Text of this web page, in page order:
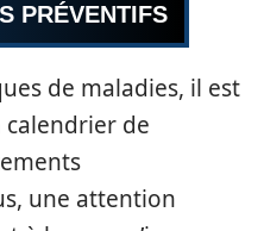
PRÉVENTIFS
de maladies, il est
de
une attention